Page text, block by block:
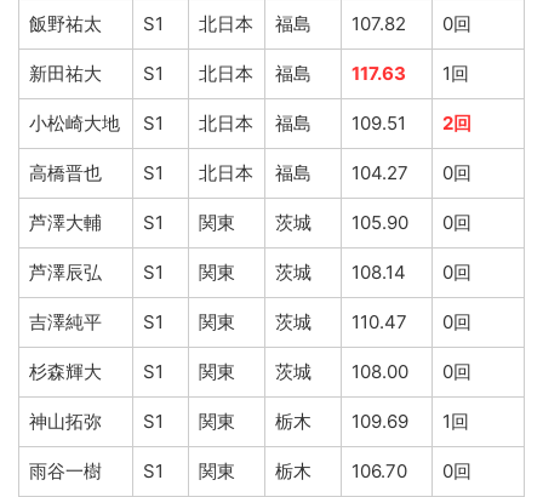
飯野祐太 S1 北日本 福島 107.82 0回
新田祐大 S1 北日本 福島 117.63 1回
小松崎大地 S1 北日本 福島 109.51 2回
高橋晋也 S1 北日本 福島 104.27 0回
芦澤大輔 S1 関東 茨城 105.90 0回
芦澤辰弘 S1 関東 茨城 108.14 0回
吉澤純平 S1 関東 茨城 110.47 0回
杉森輝大 S1 関東 茨城 108.00 0回
神山拓弥 S1 関東 栃木 109.69 1回
雨谷一樹 S1 関東 栃木 106.70 0回